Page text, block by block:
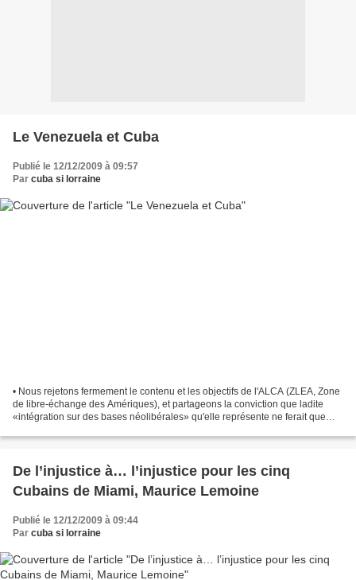
Le Venezuela et Cuba
Publié le 12/12/2009 à 09:57
Par cuba si lorraine
• Nous rejetons fermement le contenu et les objectifs de l'ALCA (ZLEA, Zone
de libre-échange des Amériques), et partageons la conviction que ladite
«intégration sur des bases néolibérales» qu'elle représente ne ferait que
De l’injustice à… l’injustice pour les cinq
Cubains de Miami, Maurice Lemoine
Publié le 12/12/2009 à 09:44
Par cuba si lorraine